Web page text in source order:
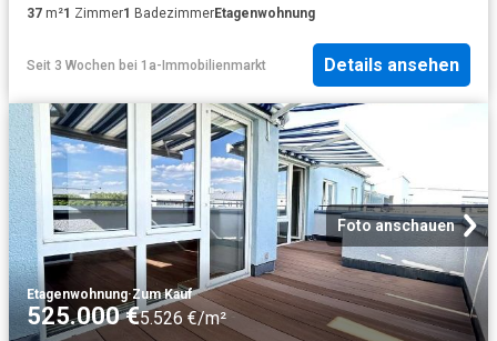
37 m²1 Zimmer1 BadezimmerEtagenwohnung
Seit 3 Wochen bei 1a-Immobilienmarkt Details ansehen
Foto anschauen
Etagenwohnung·Zum Kauf
525.000 €5.526 €/m²